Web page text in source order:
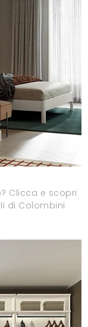
Clicca e scopri
di Colombini